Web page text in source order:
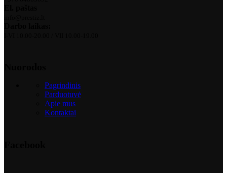
Pagrindinis
Parduotuvė
Apie mus
Kontaktai